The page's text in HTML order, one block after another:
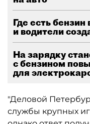
Где есть
и водители
На зарядку
с бензином
для
"Деловой
службы крупных